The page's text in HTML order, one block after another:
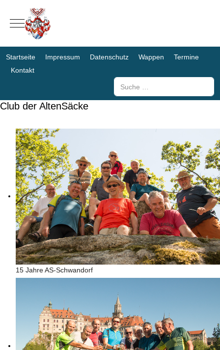
Mobile Menu Toggle
Startseite Impressum Datenschutz Wappen
Termine
Kontakt
Suchen
Club der AltenSäcke
15 Jahre AS-Schwandorf